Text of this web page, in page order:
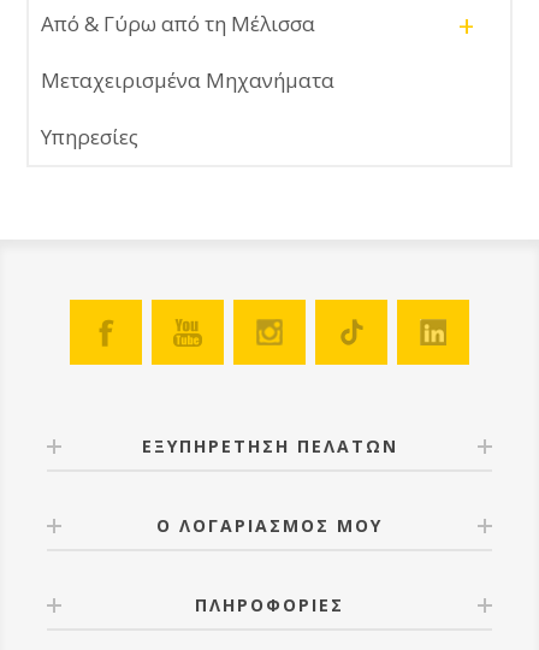
Από & Γύρω από τη Μέλισσα +
Μεταχειρισμένα Μηχανήματα
Υπηρεσίες
ΕΞΥΠΗΡΕΤΗΣΗ ΠΕΛΑΤΩΝ
Ο ΛΟΓΑΡΙΑΣΜΟΣ ΜΟΥ
ΠΛΗΡΟΦΟΡΙΕΣ